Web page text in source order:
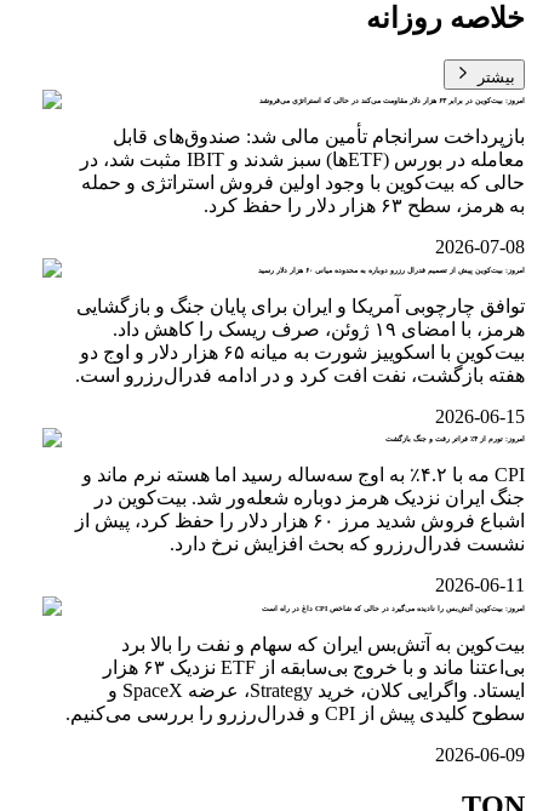
خلاصه روزانه
بیشتر
امروز: بیت‌کوین در برابر ۶۳ هزار دلار مقاومت می‌کند در حالی که استراتژی می‌فروشد
بازپرداخت سرانجام تأمین مالی شد: صندوق‌های قابل
معامله در بورس (ETFها) سبز شدند و IBIT مثبت شد، در
حالی که بیت‌کوین با وجود اولین فروش استراتژی و حمله
به هرمز، سطح ۶۳ هزار دلار را حفظ کرد.
2026-07-08
امروز: بیت‌کوین پیش از تصمیم فدرال رزرو دوباره به محدوده میانی ۶۰ هزار دلار رسید
توافق چارچوبی آمریکا و ایران برای پایان جنگ و بازگشایی
هرمز، با امضای ۱۹ ژوئن، صرف ریسک را کاهش داد.
بیت‌کوین با اسکوییز شورت به میانه ۶۵ هزار دلار و اوج دو
هفته بازگشت، نفت افت کرد و در ادامه فدرال‌رزرو است.
2026-06-15
امروز: تورم از ۴٪ فراتر رفت و جنگ بازگشت
CPI مه با ۴.۲٪ به اوج سه‌ساله رسید اما هسته نرم ماند و
جنگ ایران نزدیک هرمز دوباره شعله‌ور شد. بیت‌کوین در
اشباع فروش شدید مرز ۶۰ هزار دلار را حفظ کرد، پیش از
نشست فدرال‌رزرو که بحث افزایش نرخ دارد.
2026-06-11
امروز: بیت‌کوین آتش‌بس را نادیده می‌گیرد در حالی که شاخص CPI داغ در راه است
بیت‌کوین به آتش‌بس ایران که سهام و نفت را بالا برد
بی‌اعتنا ماند و با خروج بی‌سابقه از ETF نزدیک ۶۳ هزار
ایستاد. واگرایی کلان، خرید Strategy، عرضه SpaceX و
سطوح کلیدی پیش از CPI و فدرال‌رزرو را بررسی می‌کنیم.
2026-06-09